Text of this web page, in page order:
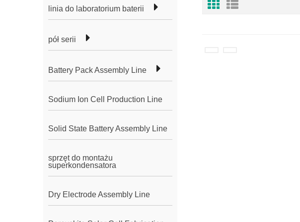
linia do laboratorium baterii
pół serii
Battery Pack Assembly Line
Sodium Ion Cell Production Line
Solid State Battery Assembly Line
sprzęt do montażu
superkondensatora
Dry Electrode Assembly Line